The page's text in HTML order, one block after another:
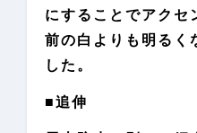
にすることでアクセ
前の白よりも明るく
した。
■追伸